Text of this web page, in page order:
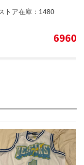
トア在庫： 1480
6960